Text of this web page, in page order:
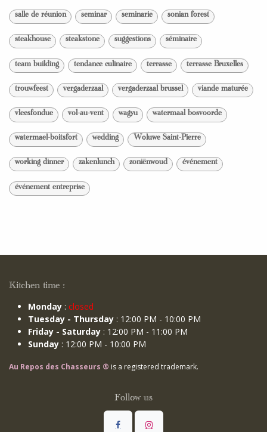
salle de réunion seminar seminarie sonian forest
steakhouse steakstone suggestions séminaire
team building tendance culinaire terrasse terrasse Bruxelles
trouwfeest vergaderzaal vergaderzaal brussel viande maturée
vleesfondue vol-au-vent wagyu watermaal bosvoorde
watermael-boitsfort wedding Woluwe Saint-Pierre
working dinner zakenlunch zoniënwoud événement
événement entreprise
Kitchen time :
Monday : closed
Tuesday - Thursday : 12:00 PM - 10:00 PM
Friday - Saturday : 12:00 PM - 11:00 PM
Sunday : 12:00 PM - 10:00 PM
Au Repos des Chasseurs ® is a registered trademark.
Follow us